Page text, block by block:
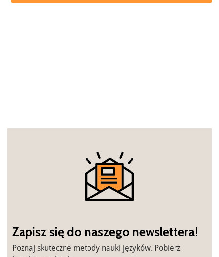
Zapisz się do naszego newslettera!
Poznaj skuteczne metody nauki języków. Pobierz